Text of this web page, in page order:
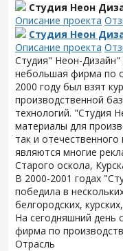
Студия Неон
Описание проекта
Студия Неон
Описание проекта
Студия" Неон-Дизайн"
небольшая фирма по
2000 году был взят
производственной
технологий. "Студия
материалы для
так и
являются многие
Старого оскола,
В 2000-2001 годах
победила в
белгородских,
На сегодняшний день
фирма по
Отрасль